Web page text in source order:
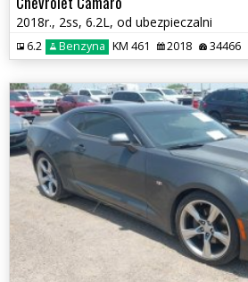
2018r., 2ss, 6.2L, od ubezpieczalni
6.2 Benzyna KM 461 2018 34466